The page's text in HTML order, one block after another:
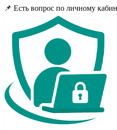
📌 Есть вопрос по личному